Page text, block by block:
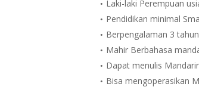
Laki-laki Perempuan
Pendidikan minimal
Berpengalaman 3
Mahir Berbahasa
Dapat menulis
Bisa mengoperasikan